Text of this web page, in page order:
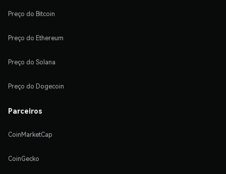
Preço do Bitcoin
Preço do Ethereum
Preço do Solana
Preço do Dogecoin
Parceiros
CoinMarketCap
CoinGecko